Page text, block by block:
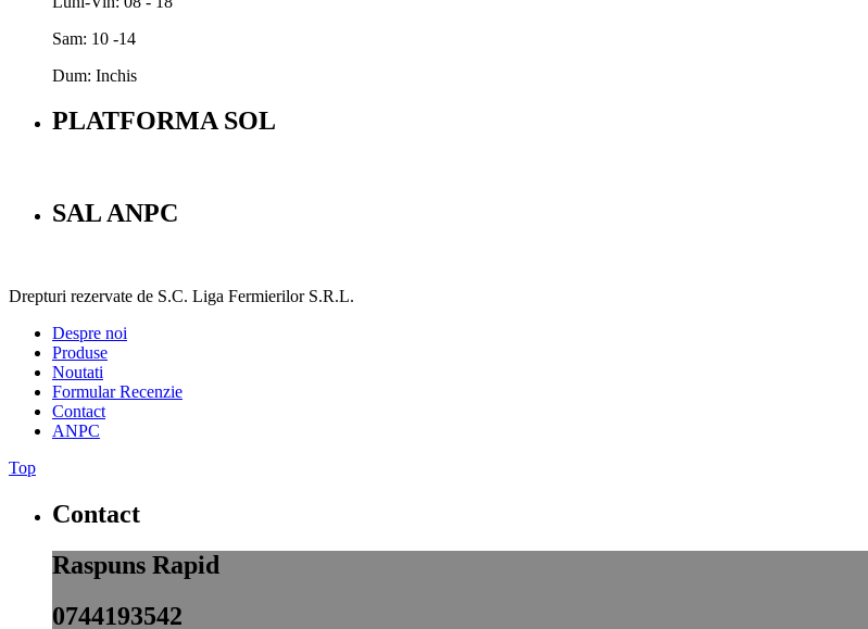
Sam: 10 -14
Dum: Inchis
PLATFORMA SOL
SAL ANPC
Drepturi rezervate de S.C. Liga Fermierilor S.R.L.
Despre noi
Produse
Noutati
Formular Recenzie
Contact
ANPC
Top
Contact
Raspuns Rapid
0744193542